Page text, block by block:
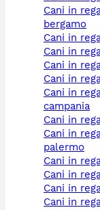
cani in regalo a
bergamo
cani in
cani in
cani in
cani in
cani in regalo a
campania
cani in
cani in regalo a
palermo
cani in
cani in
cani in
cani in